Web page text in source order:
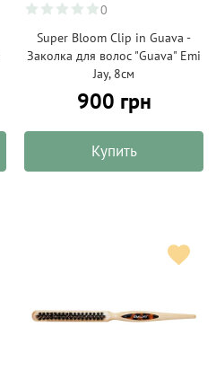
0
Super Bloom Clip in Guava -
Заколка для волос "Guava" Emi
Jay, 8см
900 грн
Купить